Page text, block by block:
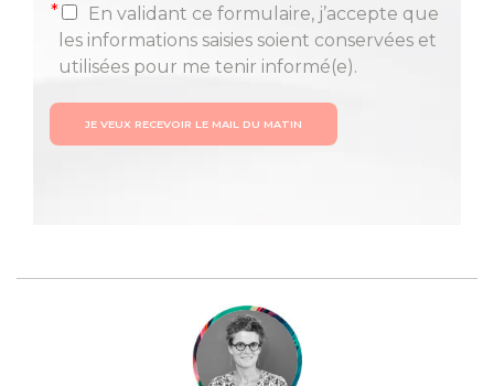
*
En validant ce formulaire, j’accepte que
les informations saisies soient conservées et
utilisées pour me tenir informé(e).
JE VEUX RECEVOIR LE MAIL DU MATIN